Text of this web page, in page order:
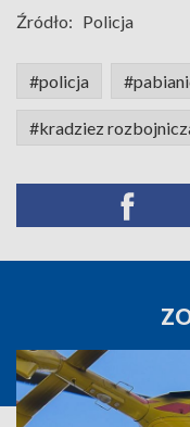
Źródło: Policja
#policja
#kradziez